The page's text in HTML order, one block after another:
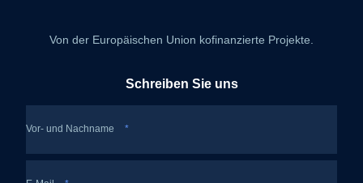
Von der Europäischen Union kofinanzierte Projekte.
Schreiben Sie uns
Vor- und Nachname *